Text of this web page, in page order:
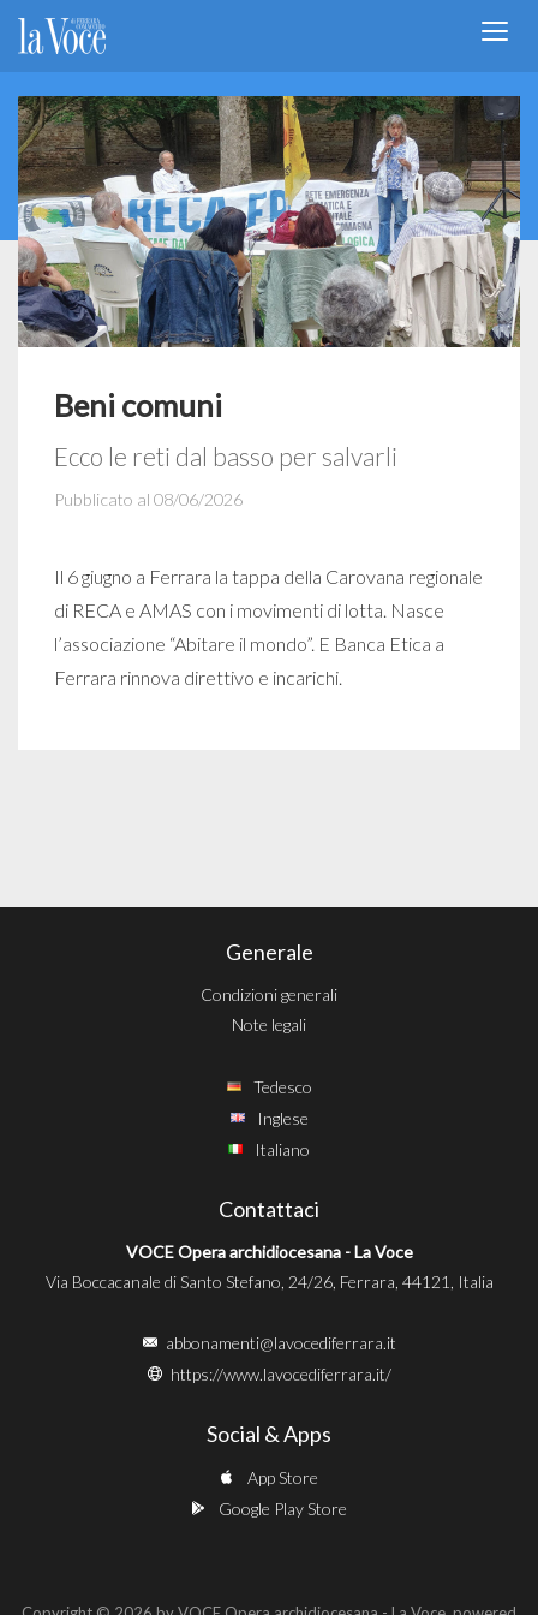
Beni comuni
Ecco le reti dal basso per salvarli
Pubblicato al 08/06/2026
Il 6 giugno a Ferrara la tappa della Carovana regionale
di RECA e AMAS con i movimenti di lotta. Nasce
l’associazione “Abitare il mondo”. E Banca Etica a
Ferrara rinnova direttivo e incarichi.
Generale
Condizioni generali
Note legali
Tedesco
Inglese
Italiano
Contattaci
VOCE Opera archidiocesana - La Voce
Via Boccacanale di Santo Stefano, 24/26, Ferrara, 44121, Italia
abbonamenti@lavocediferrara.it
https://www.lavocediferrara.it/
Social & Apps
App Store
Google Play Store